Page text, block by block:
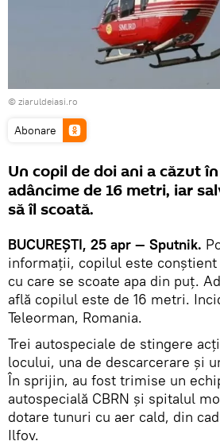
© ziaruldeiasi.ro
Abonare
Un copil de doi ani a căzut
adâncime de 16 metri, iar
să îl scoată.
BUCUREȘTI, 25 apr — Sputnik.
informaţii, copilul este conştient
cu care se scoate apa din puţ.
află copilul este de 16 metri.
Teleorman, Romania.
Trei autospeciale de stingere
locului, una de descarcerare şi
În sprijin, au fost trimise un
autospecială CBRN şi spitalul
dotare tunuri cu aer cald, din
Ilfov.